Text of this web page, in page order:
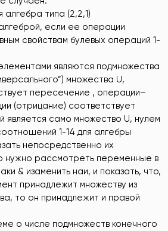
типа (2,2,1)
если ее операции
свойствам булевых операций 1-
являются подмножества
множества U,
пересечение , операции–
(отрицание) соответствует
является само множество U, нулем
1-14 для алгебры
непосредственно их
нужно рассмотреть переменные в
& изаменить наи, и показать, что,
принадлежит множеству из
то он принадлежит и правой
о числе подмножеств конечного